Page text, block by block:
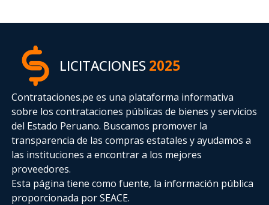
LICITACIONES2025
Contrataciones.pe es una plataforma informativa
sobre los contrataciones públicas de bienes y servicios
del Estado Peruano. Buscamos promover la
transparencia de las compras estatalesy ayudamos a
las instituciones a encontrar a los mejores
proveedores.
Esta página tiene como fuente, la información pública
proporcionada por SEACE.